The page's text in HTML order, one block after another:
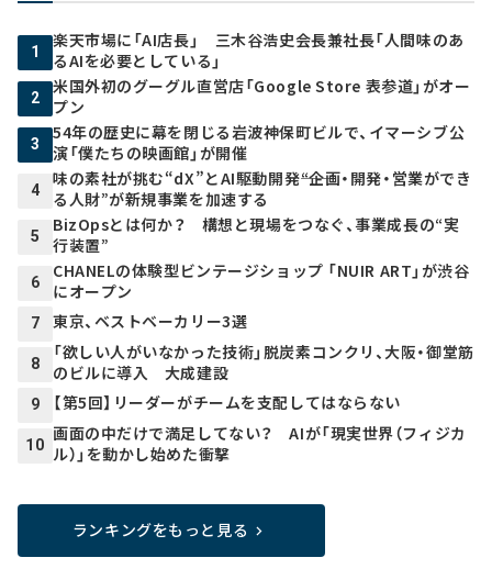
1
楽天市場に「AI店長」 三木谷浩史会長兼社長「人間味のあ
るAIを必要としている」
2
米国外初のグーグル直営店「Google Store 表参道」がオー
プン
3
54年の歴史に幕を閉じる岩波神保町ビルで、イマーシブ公
演「僕たちの映画館」が開催
4
味の素社が挑む“dX”とAI駆動開発――“企画・開発・営業ができ
る人財”が新規事業を加速する
5
BizOpsとは何か？ 構想と現場をつなぐ、事業成長の“実
行装置”
6
CHANELの体験型ビンテージショップ 「NUIR ART」が渋谷
にオープン
7 東京、ベストベーカリー3選
8
「欲しい人がいなかった技術」脱炭素コンクリ、大阪・御堂筋
のビルに導入 大成建設
9 【第5回】リーダーがチームを支配してはならない
10
画面の中だけで満足してない？ AIが「現実世界（フィジカ
ル）」を動かし始めた衝撃
ランキングをもっと見る